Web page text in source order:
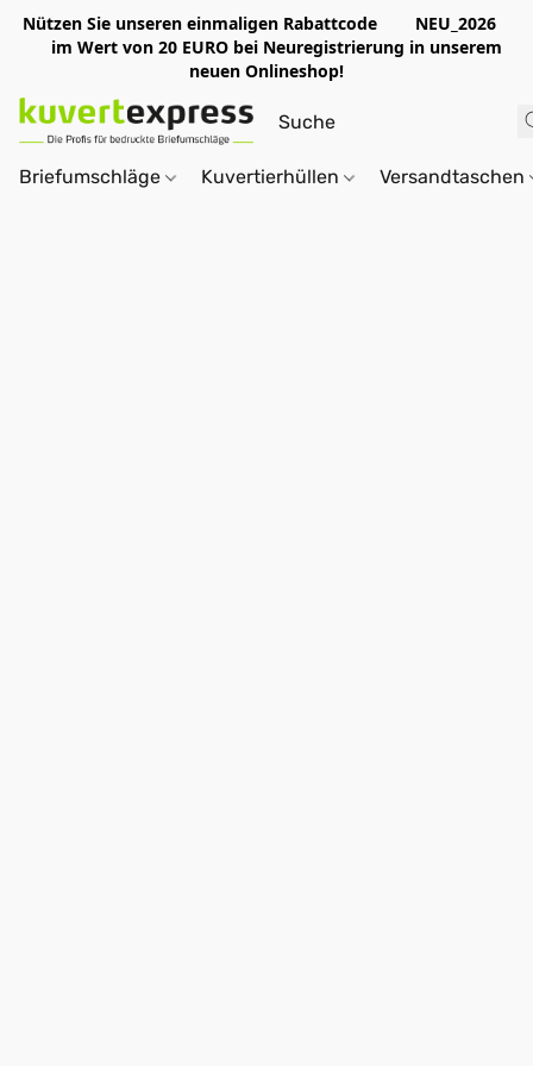
Nützen Sie unseren einmaligen Rabattcode NEU_2026
im Wert von 20 EURO bei Neuregistrierung in unserem
neuen Onlineshop!
Briefumschläge Kuvertierhüllen Versandtaschen